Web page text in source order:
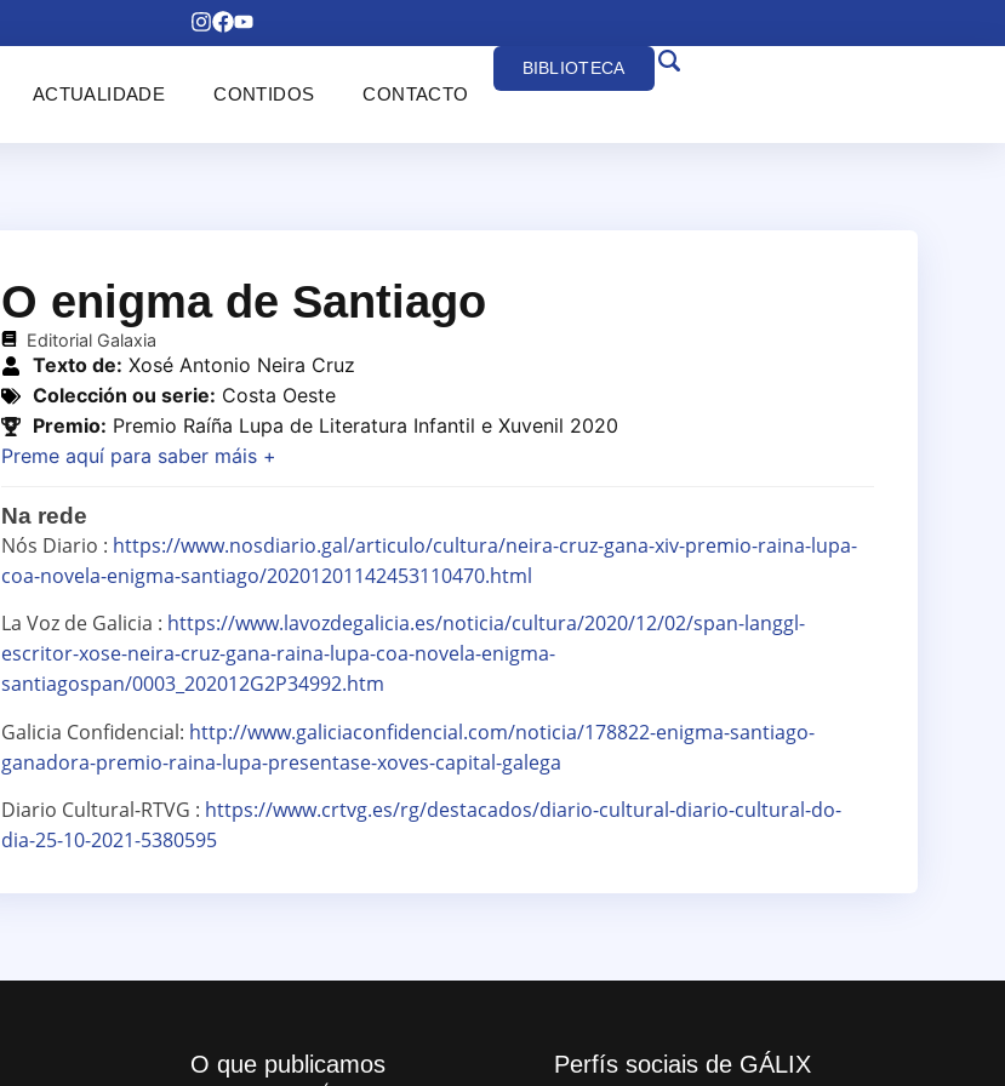
ACTUALIDADE CONTIDOS CONTACTO
BIBLIOTECA
O enigma de Santiago
Editorial Galaxia
Texto de: Xosé Antonio Neira Cruz
Colección ou serie: Costa Oeste
Premio: Premio Raíña Lupa de Literatura Infantil e Xuvenil 2020
Preme aquí para saber máis +
Na rede
Nós Diario : https://www.nosdiario.gal/articulo/cultura/neira-cruz-gana-xiv-premio-raina-lupa-
coa-novela-enigma-santiago/20201201142453110470.html
La Voz de Galicia : https://www.lavozdegalicia.es/noticia/cultura/2020/12/02/span-langgl-
escritor-xose-neira-cruz-gana-raina-lupa-coa-novela-enigma-
santiagospan/0003_202012G2P34992.htm
Galicia Confidencial: http://www.galiciaconfidencial.com/noticia/178822-enigma-santiago-
ganadora-premio-raina-lupa-presentase-xoves-capital-galega
Diario Cultural-RTVG : https://www.crtvg.es/rg/destacados/diario-cultural-diario-cultural-do-
dia-25-10-2021-5380595
O que publicamos Perfís sociais de GÁLIX